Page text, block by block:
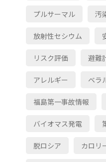
プルサーマル 汚
放射性セシウム
リスク評価 避難
アレルギー ベラ
福島第一事故情報
バイオマス発電
脱ロシア カロリ